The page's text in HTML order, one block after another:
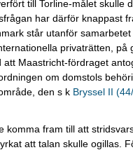
till Torline-målet skulle
har därför knappast
står utanför
privaträtten, på
Maastricht-fördraget
om domstols
den s k Bryssel II
komma fram till att
att talan skulle ogillas.